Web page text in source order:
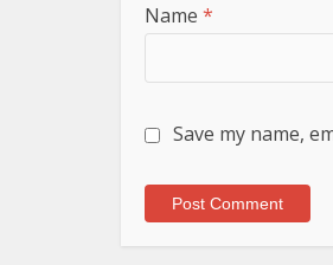
Name *
Save my name,